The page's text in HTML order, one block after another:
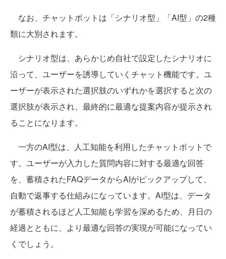
なお、チャットボットは「シナリオ型」「AI型」の2種
類に大別されます。
シナリオ型は、あらかじめ自社で設定したシナリオに
沿って、ユーザーを誘導していくチャット機能です。ユ
ーザーが表示された選択肢のいずれかを選択すると次の
選択肢が表示され、最終的に最適な提案内容が提示され
ることになります。
一方のAI型は、人工知能を利用したチャットボットで
す。ユーザーが入力した質問内容に対する最適な回答
を、蓄積されたFAQデータからAIがピックアップして、
自動で返事する仕組みになっています。AI型は、データ
が蓄積されるほど人工知能も学習を深めるため、月日の
経過とともに、より最適な回答の実現が可能になってい
くでしょう。